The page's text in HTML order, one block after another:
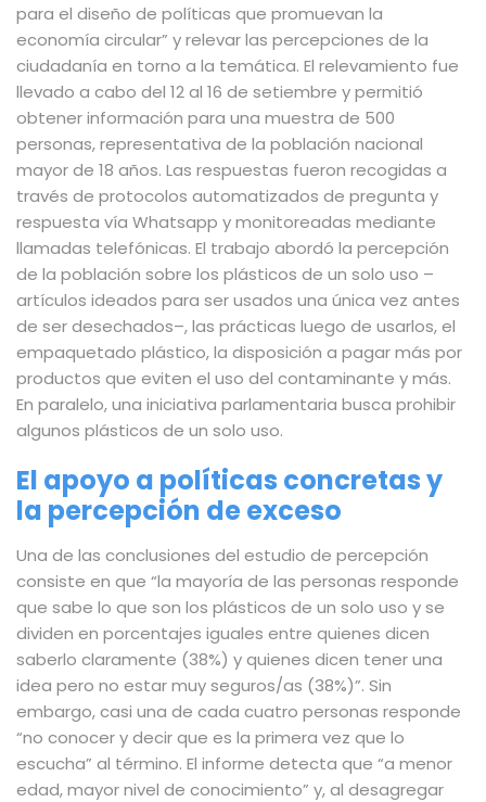
para el diseño de políticas que promuevan la
economía circular” y relevar las percepciones de la
ciudadanía en torno a la temática. El relevamiento fue
llevado a cabo del 12 al 16 de setiembre y permitió
obtener información para una muestra de 500
personas, representativa de la población nacional
mayor de 18 años. Las respuestas fueron recogidas a
través de protocolos automatizados de pregunta y
respuesta vía Whatsapp y monitoreadas mediante
llamadas telefónicas. El trabajo abordó la percepción
de la población sobre los plásticos de un solo uso –
artículos ideados para ser usados una única vez antes
de ser desechados–, las prácticas luego de usarlos, el
empaquetado plástico, la disposición a pagar más por
productos que eviten el uso del contaminante y más.
En paralelo, una iniciativa parlamentaria busca prohibir
algunos plásticos de un solo uso.
El apoyo a políticas concretas y
la percepción de exceso
Una de las conclusiones del estudio de percepción
consiste en que “la mayoría de las personas responde
que sabe lo que son los plásticos de un solo uso y se
dividen en porcentajes iguales entre quienes dicen
saberlo claramente (38%) y quienes dicen tener una
idea pero no estar muy seguros/as (38%)”. Sin
embargo, casi una de cada cuatro personas responde
“no conocer y decir que es la primera vez que lo
escucha” al término. El informe detecta que “a menor
edad, mayor nivel de conocimiento” y, al desagregar